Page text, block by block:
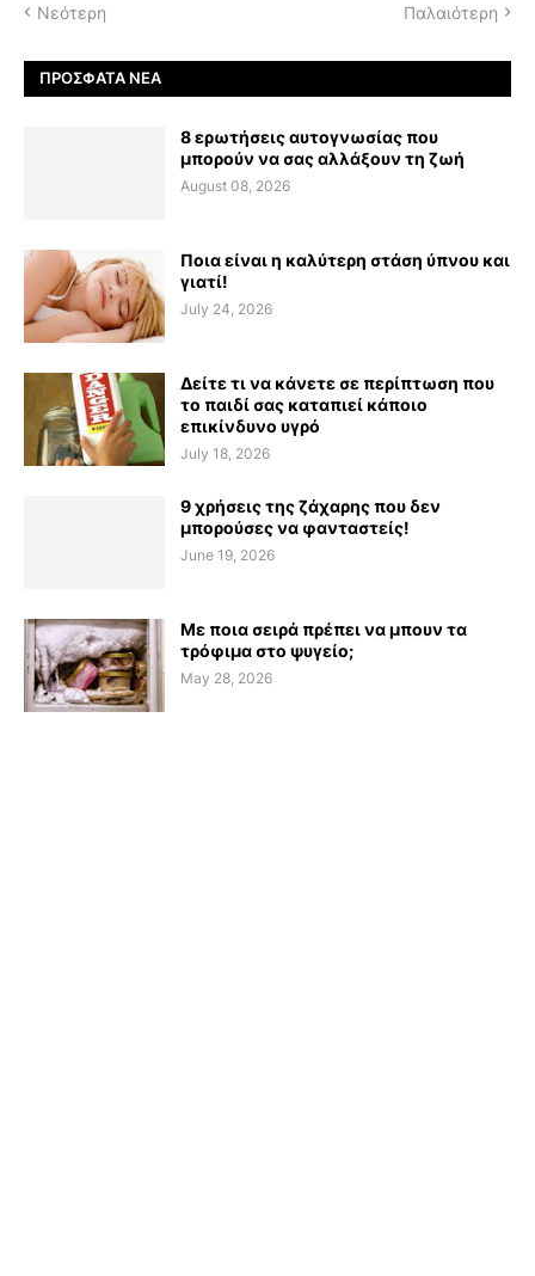
Νεότερη Παλαιότερη
ΠΡΌΣΦΑΤΑ ΝΈΑ
8 ερωτήσεις αυτογνωσίας που
μπορούν να σας αλλάξουν τη ζωή
August 08, 2026
Ποια είναι η καλύτερη στάση ύπνου και
γιατί!
July 24, 2026
Δείτε τι να κάνετε σε περίπτωση που
το παιδί σας καταπιεί κάποιο
επικίνδυνο υγρό
July 18, 2026
9 χρήσεις της ζάχαρης που δεν
μπορούσες να φανταστείς!
June 19, 2026
Με ποια σειρά πρέπει να μπουν τα
τρόφιμα στο ψυγείο;
May 28, 2026